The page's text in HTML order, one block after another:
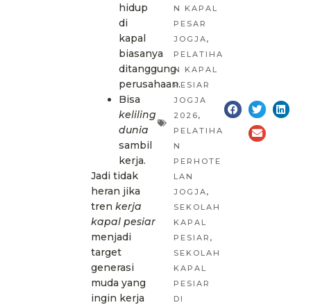
hidup
di
kapal
biasanya
ditanggung
perusahaan.
Bisa
keliling
dunia
sambil
kerja.
Jadi tidak
heran jika
trenkerja
kapal pesiar
menjadi
target
generasi
muda yang
ingin kerja
N KAPAL
PESAR
JOGJA,
PELATIHA
N KAPAL
PESIAR
JOGJA
2026,
PELATIHA
N
PERHOTE
LAN
JOGJA,
SEKOLAH
KAPAL
PESIAR ,
SEKOLAH
KAPAL
PESIAR
DI